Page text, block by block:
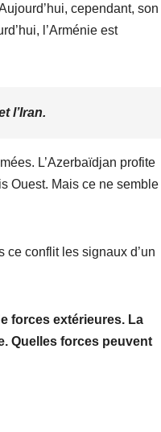
cependant, son
l’Arménie est
l’Iran.
L’Azerbaïdjan profite
Ouest. Mais ce ne semble
ce conflit les signaux d’un
forces extérieures. La
Quelles forces peuvent